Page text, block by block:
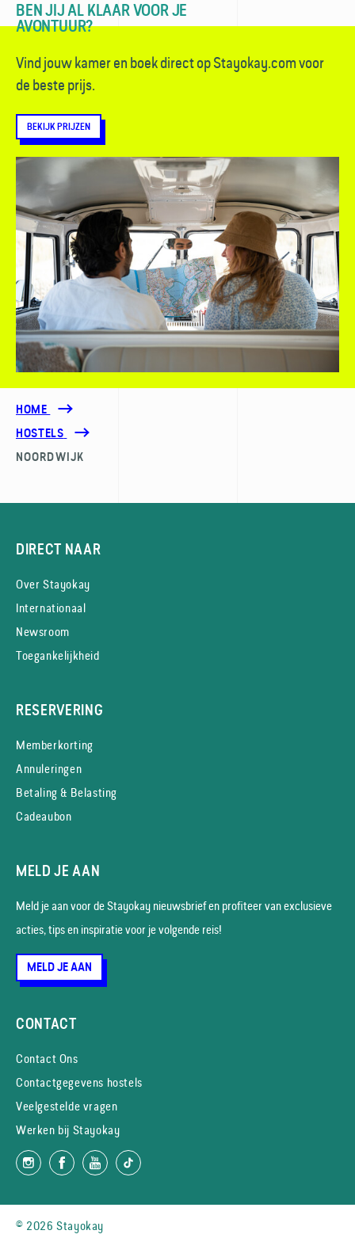
BEN JIJ AL KLAAR VOOR JE
AVONTUUR?
Vind jouw kamer en boek direct op Stayokay.com voor
de beste prijs.
BEKIJK PRIJZEN
HOME
HOSTELS
NOORDWIJK
DIRECT NAAR
Over Stayokay
Internationaal
Newsroom
Toegankelijkheid
RESERVERING
Memberkorting
Annuleringen
Betaling & Belasting
Cadeaubon
MELD JE AAN
Meld je aan voor de Stayokay nieuws­brief en profiteer van exclusieve
acties, tips en inspiratie voor je volgende reis!
MELD JE AAN
CONTACT
Contact Ons
Contactgegevens hostels
Veelgestelde vragen
Werken bij Stayokay
© 2026 Stayokay